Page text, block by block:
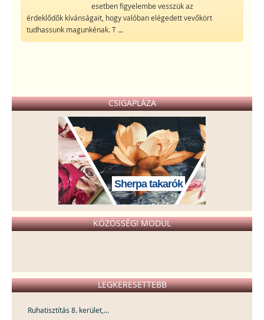
esetben figyelembe vesszük az
érdeklődők kívánságait, hogy valóban elégedett vevőkört
tudhassunk magunkénak. T...
CSIGAPLÁZA
Sherpa takarók
KÖZÖSSÉGI MODUL
LEGKERESETTEBB
Ruhatisztítás 8. kerület,...